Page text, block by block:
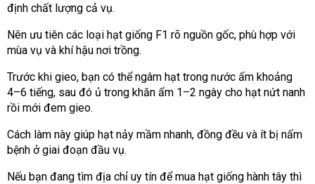
định chất lượng cả vụ.
Nên ưu tiên các loại hạt giống F1 rõ nguồn gốc, phù hợp với
mùa vụ và khí hậu nơi trồng.
Trước khi gieo, bạn có thể ngâm hạt trong nước ấm khoảng
4–6 tiếng, sau đó ủ trong khăn ẩm 1–2 ngày cho hạt nứt nanh
rồi mới đem gieo.
Cách làm này giúp hạt nảy mầm nhanh, đồng đều và ít bị nấm
bệnh ở giai đoạn đầu vụ.
Nếu bạn đang tìm địa chỉ uy tín để mua hạt giống hành tây thì